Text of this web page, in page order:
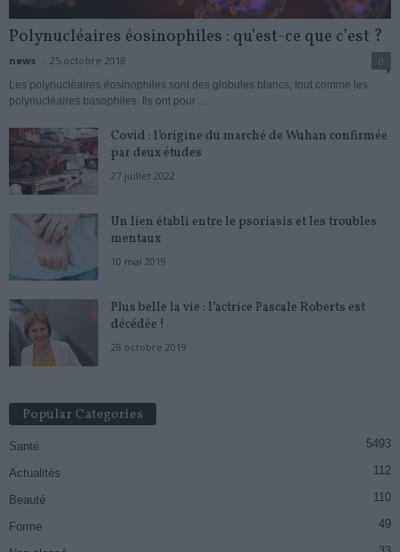
Polynucléaires éosinophiles : qu’est-ce que c’est ?
news - 25 octobre 2018 0
Les polynucléaires éosinophiles sont des globules blancs, tout comme les
polynucléaires basophiles. Ils ont pour ...
Covid : l’origine du marché de Wuhan confirmée
par deux études
27 juillet 2022
Un lien établi entre le psoriasis et les troubles
mentaux
10 mai 2019
Plus belle la vie : l’actrice Pascale Roberts est
décédée !
28 octobre 2019
Popular Categories
Santé 5493
Actualités 112
Beauté 110
Forme 49